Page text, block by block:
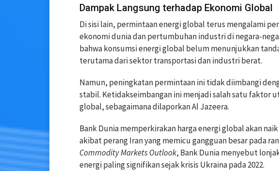
Dampak Langsung terhadap Ekonomi Global
Di sisi lain, permintaan energi global terus mengalami
ekonomi dunia dan pertumbuhan industri di negara-
bahwa konsumsi energi global belum menunjukkan
terutama dari sektor transportasi dan industri berat.
Namun, peningkatan permintaan ini tidak diimbangi
stabil. Ketidakseimbangan ini menjadi salah satu faktor
global, sebagaimana dilaporkan Al Jazeera.
Bank Dunia memperkirakan harga energi global akan
akibat perang Iran yang memicu gangguan besar pada
Commodity Markets Outlook, Bank Dunia menyebut
energi paling signifikan sejak krisis Ukraina pada 2022.